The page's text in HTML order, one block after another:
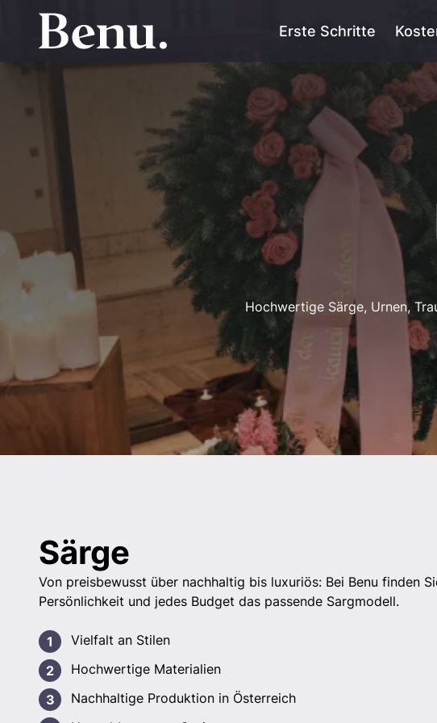
Erste Schritte
Hochwertige Särge, Urnen,
Särge
Von preisbewusst über nachhaltig bis luxuriös: Bei Benu finden
Persönlichkeit und jedes Budget das passende Sargmodell.
Vielfalt an Stilen
Hochwertige Materialien
Nachhaltige Produktion in Österreich